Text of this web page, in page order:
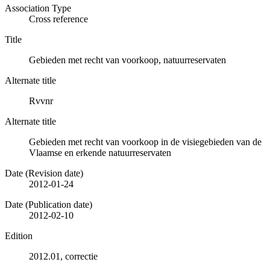
Association Type
Cross reference
Title
Gebieden met recht van voorkoop, natuurreservaten
Alternate title
Rvvnr
Alternate title
Gebieden met recht van voorkoop in de visiegebieden van de
Vlaamse en erkende natuurreservaten
Date (Revision date)
2012-01-24
Date (Publication date)
2012-02-10
Edition
2012.01, correctie